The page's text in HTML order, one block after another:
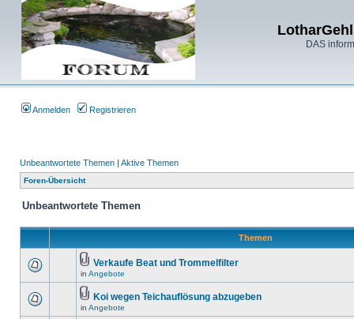
DAS
Anmelden Registrieren
Unbeantwortete Themen | Aktive Themen
Foren-Übersicht
Unbeantwortete Themen
Themen
Verkaufe Beat und Trommelfilter
in Angebote
Koi wegen Teichauflösung abzugeben
in Angebote